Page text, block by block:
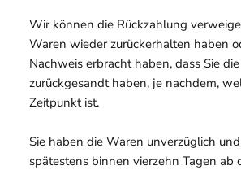
Wir können die Rückzahlung
Waren wieder zurückerhalten haben
Nachweis erbracht haben, dass Sie
zurückgesandt haben, je nachdem,
Zeitpunkt ist.
Sie haben die Waren unverzüglich
spätestens binnen vierzehn Tagen ab